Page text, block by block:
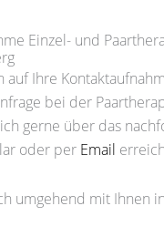
Einzel- und
auf Ihre
bei der
gerne über das
oder per Email
umgehend mit Ihnen